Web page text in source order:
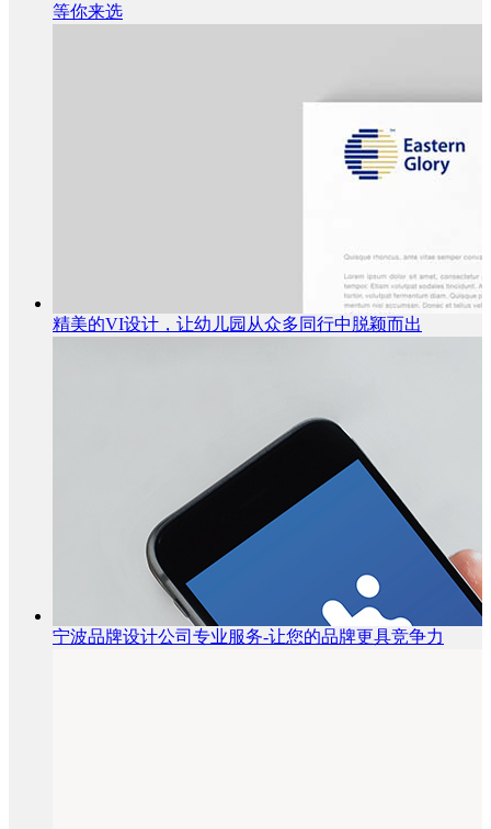
等你来选
精美的VI设计，让幼儿园从众多同行中脱颖而出
宁波品牌设计公司专业服务-让您的品牌更具竞争力